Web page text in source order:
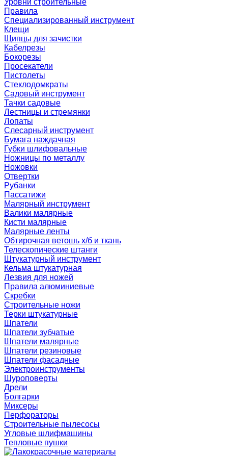
Уровни строительные
Правила
Специализированный инструмент
Клещи
Щипцы для зачистки
Кабелрезы
Бокорезы
Просекатели
Пистолеты
Стеклодомкраты
Садовый инструмент
Тачки садовые
Лестницы и стремянки
Лопаты
Слесарный инструмент
Бумага наждачная
Губки шлифовальные
Ножницы по металлу
Ножовки
Отвертки
Рубанки
Пассатижи
Малярный инструмент
Валики малярные
Кисти малярные
Малярные ленты
Обтирочная ветошь х/б и ткань
Телескопические штанги
Штукатурный инструмент
Кельма штукатурная
Лезвия для ножей
Правила алюминиевые
Скребки
Строительные ножи
Терки штукатурные
Шпатели
Шпатели зубчатые
Шпатели малярные
Шпатели резиновые
Шпатели фасадные
Электроинструменты
Шуроповерты
Дрели
Болгарки
Миксеры
Перфораторы
Строительные пылесосы
Угловые шлифмашины
Тепловые пушки